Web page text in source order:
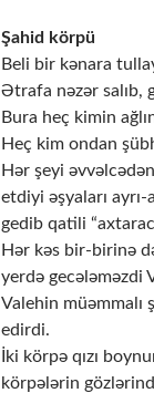
Şahid körpü
Beli bir kənara
Ətrafa nəzər salıb,
Bura heç kimin
Heç kim ondan
Hər şeyi
etdiyi əşyaları
gedib qatili
Hər kəs bir-birinə
yerdə gecələməzdi
Valehin müəmmalı
edirdi.
İki körpə qızı
körpələrin